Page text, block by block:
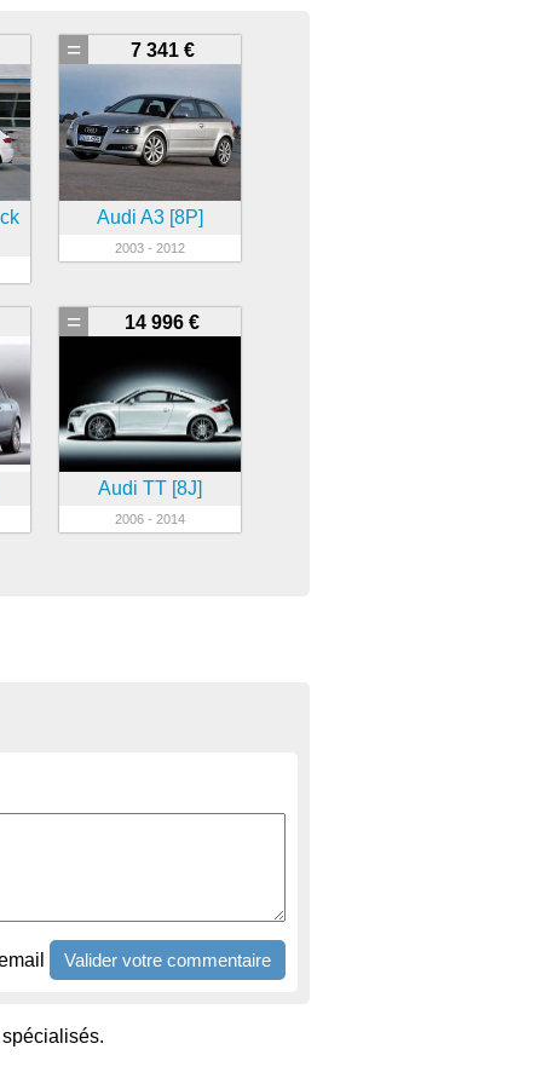
7 341 €
=
Audi A3 [8P]
2003 - 2012
14 996 €
=
Audi TT [8J]
2006 - 2014